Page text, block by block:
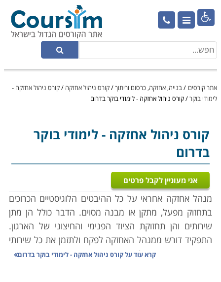

אתר קורסים /בנייה, אחזקה, כרסום וריתוך/קורס ניהול אחזקה /קורס ניהול אחזקה -
לימודי בוקר/קורס ניהול אחזקה - לימודי בוקר בדרום
קורס ניהול אחזקה - לימודי בוקר
בדרום
אני מעוניין לקבל פרטים
מנהל אחזקה אחראי על כל ההיבטים הלוגיסטיים הכרוכים
בתחזוק מפעל, מתקן או מבנה מסוים. הדבר כולל הן מתן
שירותים והן תחזוקת הציוד הפנימי והחיצוני של הארגון.
התפקיד דורש ממנהל האחזקה לפקח ולתזמן את כל שירותי
האחזקה הנדרשים, לוודא את איכות השירות ותקני המוצרים
קרא עוד עלקורס ניהול אחזקה - לימודי בוקר בדרום